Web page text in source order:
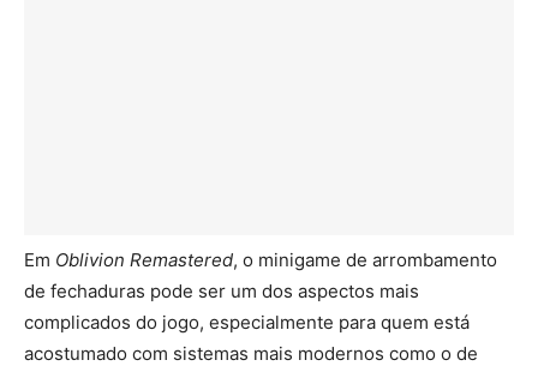
Em Oblivion Remastered, o minigame de arrombamento
de fechaduras pode ser um dos aspectos mais
complicados do jogo, especialmente para quem está
acostumado com sistemas mais modernos como o de